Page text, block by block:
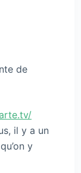
de
il y a un
y